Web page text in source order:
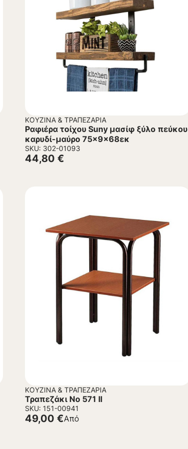
ΚΟΥΖΊΝΑ & ΤΡΑΠΕΖΑΡΊΑ
Ραφιέρα τοίχου Suny μασίφ ξύλο πεύκου
καρυδί-μαύρο 75x9x68εκ
SKU: 302-01093
44,80 €
ΚΟΥΖΊΝΑ & ΤΡΑΠΕΖΑΡΊΑ
Τραπεζάκι Νο 571 IΙ
SKU: 151-00941
Από
49,00 €